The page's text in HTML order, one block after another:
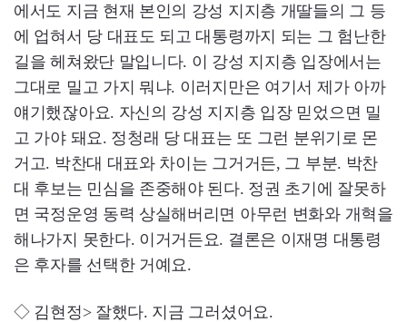
에서도 지금 현재 본인의 강성 지지층 개딸들의 그 등
에 업혀서 당 대표도 되고 대통령까지 되는 그 험난한
길을 헤쳐왔단 말입니다. 이 강성 지지층 입장에서는
그대로 밀고 가지 뭐냐. 이러지만은 여기서 제가 아까
얘기했잖아요. 자신의 강성 지지층 입장 믿었으면 밀
고 가야 돼요. 정청래 당 대표는 또 그런 분위기로 몬
거고. 박찬대 대표와 차이는 그거거든, 그 부분. 박찬
대 후보는 민심을 존중해야 된다. 정권 초기에 잘못하
면 국정운영 동력 상실해버리면 아무런 변화와 개혁을
해나가지 못한다. 이거거든요. 결론은 이재명 대통령
은 후자를 선택한 거예요.
◇ 김현정> 잘했다. 지금 그러셨어요.